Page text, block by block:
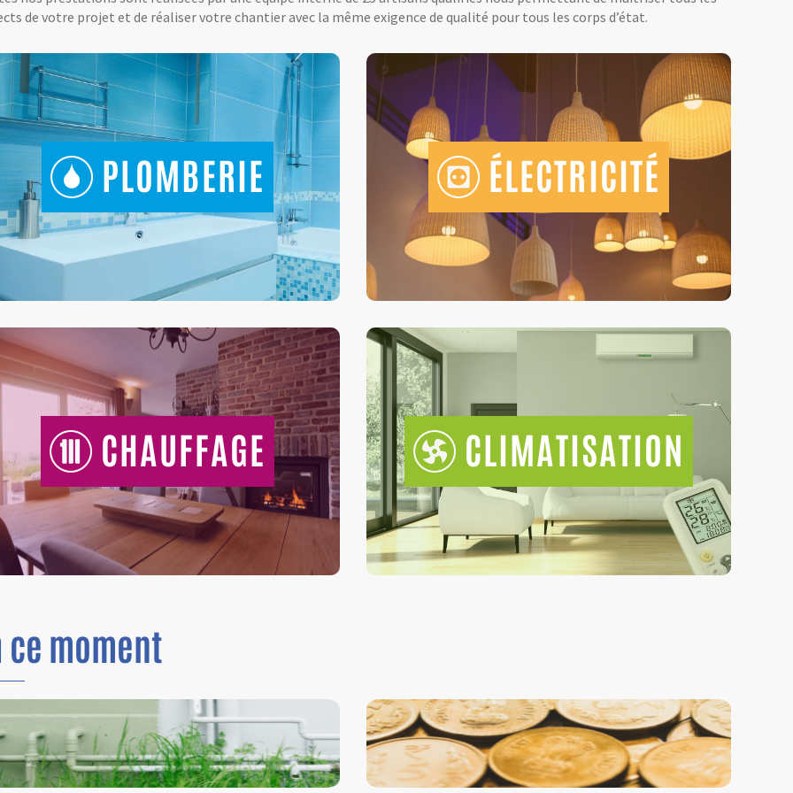
de votre projet et de réaliser votre chantier avec la même exigence de qualité pour tous les corps d’état.
PLOMBERIE ÉLECTRICITÉ
CHAUFFAGE CLIMATISATION
ce moment